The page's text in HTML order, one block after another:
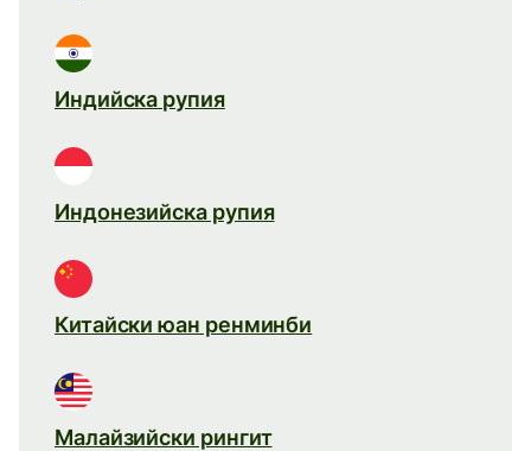
Индийска рупия
Индонезийска рупия
Китайски юан ренминби
Малайзийски рингит